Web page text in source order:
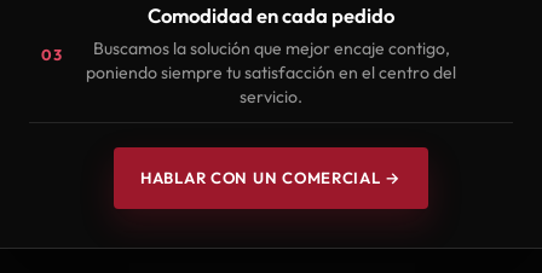
03
Comodidad en cada pedido
Buscamos la solución que mejor encaje contigo,
poniendo siempre tu satisfacción en el centro del
servicio.
HABLAR CON UN COMERCIAL →